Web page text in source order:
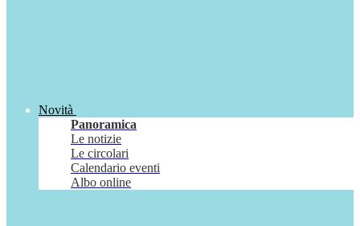
Novità
Panoramica
Le notizie
Le circolari
Calendario eventi
Albo online